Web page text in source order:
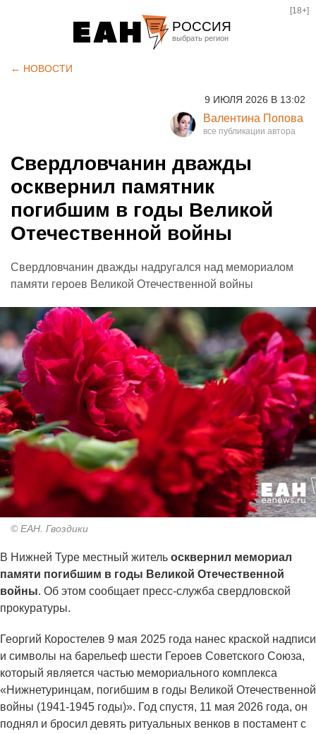
РОССИЯ
Курган
Оренбург
[18+]
← НОВОСТИ
9 ИЮЛЯ 2026 В 13:02
Валентина Попова
Свердловчанин дважды
осквернил памятник
погибшим в годы Великой
Отечественной войны
Свердловчанин дважды надругался над мемориалом
памяти героев Великой Отечественной войны
© ЕАН. Гвоздики
В Нижней Туре местный житель осквернил мемориал
памяти погибшим в годы Великой Отечественной
войны. Об этом сообщает пресс-служба свердловской
прокуратуры.
Георгий Коростелев 9 мая 2025 года нанес краской надписи
и символы на барельеф шести Героев Советского Союза,
который является частью мемориального комплекса
«Нижнетуринцам, погибшим в годы Великой Отечественной
войны (1941-1945 годы)». Год спустя, 11 мая 2026 года, он
поднял и бросил девять ритуальных венков в постамент с